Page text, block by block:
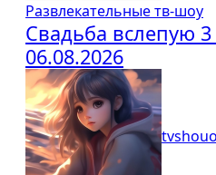
Развлекательные тв-шоу
Свадьба вслепую
06.08.2026